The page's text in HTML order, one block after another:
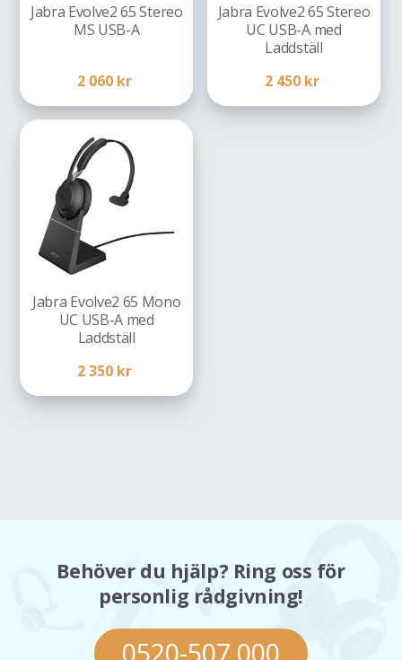
Jabra Evolve2 65 Stereo
MS USB-A
2 060 kr
Jabra Evolve2 65 Stereo
UC USB-A med
Laddställ
2 450 kr
Jabra Evolve2 65 Mono
UC USB-A med
Laddställ
2 350 kr
Behöver du hjälp? Ring oss för
personlig rådgivning!
0520-507 000